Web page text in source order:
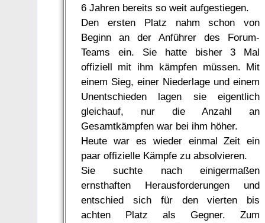
6 Jahren bereits so weit aufgestiegen.
Den ersten Platz nahm schon von
Beginn an der Anführer des Forum-
Teams ein. Sie hatte bisher 3 Mal
offiziell mit ihm kämpfen müssen. Mit
einem Sieg, einer Niederlage und einem
Unentschieden lagen sie eigentlich
gleichauf, nur die Anzahl an
Gesamtkämpfen war bei ihm höher.
Heute war es wieder einmal Zeit ein
paar offizielle Kämpfe zu absolvieren.
Sie suchte nach einigermaßen
ernsthaften Herausforderungen und
entschied sich für den vierten bis
achten Platz als Gegner. Zum